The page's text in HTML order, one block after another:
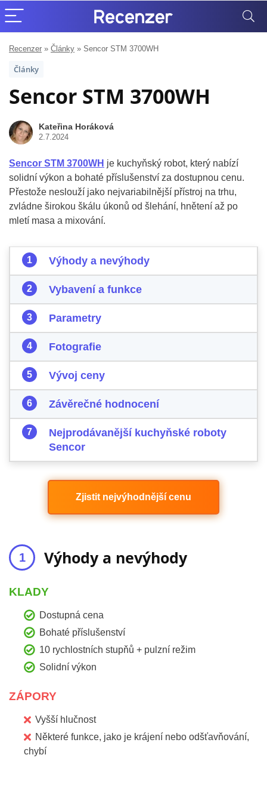
Recenzer » Články » Sencor STM 3700WH
Články
Sencor STM 3700WH
Kateřina Horáková
2.7.2024
Sencor STM 3700WH je kuchyňský robot, který nabízí
solidní výkon a bohaté příslušenství za dostupnou cenu.
Přestože neslouží jako nejvariabilnější přístroj na trhu,
zvládne širokou škálu úkonů od šlehání, hnětení až po
mletí masa a mixování.
Výhody a nevýhody
Vybavení a funkce
Parametry
Fotografie
Vývoj ceny
Závěrečné hodnocení
Nejprodávanější kuchyňské roboty
Sencor
Zjistit nejvýhodnější cenu
Výhody a nevýhody
KLADY
Dostupná cena
Bohaté příslušenství
10 rychlostních stupňů + pulzní režim
Solidní výkon
ZÁPORY
Vyšší hlučnost
Některé funkce, jako je krájení nebo odšťavňování,
chybí